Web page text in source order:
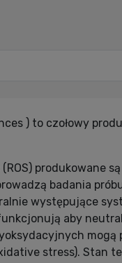
) to czołowy
produkowane
badania
występujące
aby
mogą
stress). Stan